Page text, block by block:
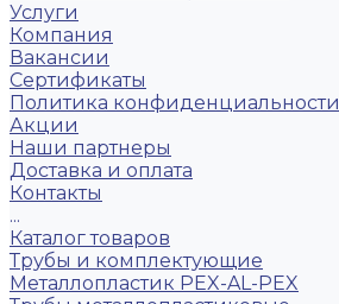
Услуги
Компания
Вакансии
Сертификаты
Политика конфиденциальности
Акции
Наши партнеры
Доставка и оплата
Контакты
...
Каталог товаров
Трубы и комплектующие
Металлопластик PEX-AL-PEX